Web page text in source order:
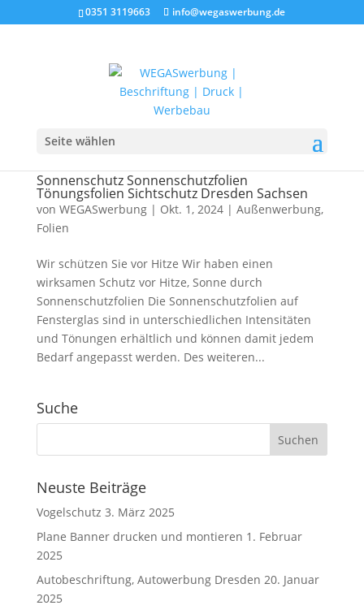
0351 3119663 info@wegaswerbung.de
Seite wählen
Sonnenschutz Sonnenschutzfolien
Tönungsfolien Sichtschutz Dresden Sachsen
von WEGASwerbung| Okt. 1, 2024| Außenwerbung,
Folien
Wir schützen Sie vor Hitze Wir haben einen
wirksamen Schutz vor Hitze, Sonne durch
Sonnenschutzfolien Die Sonnenschutzfolien auf
Fensterglas sind in unterschiedlichen Intensitäten
und Tönungen erhältlich und können damit jedem
Bedarf angepasst werden. Des weiteren...
Suche
Neuste Beiträge
Vogelschutz 3. März 2025
Plane Banner drucken und montieren 1. Februar
2025
Autobeschriftung, Autowerbung Dresden 20. Januar
2025